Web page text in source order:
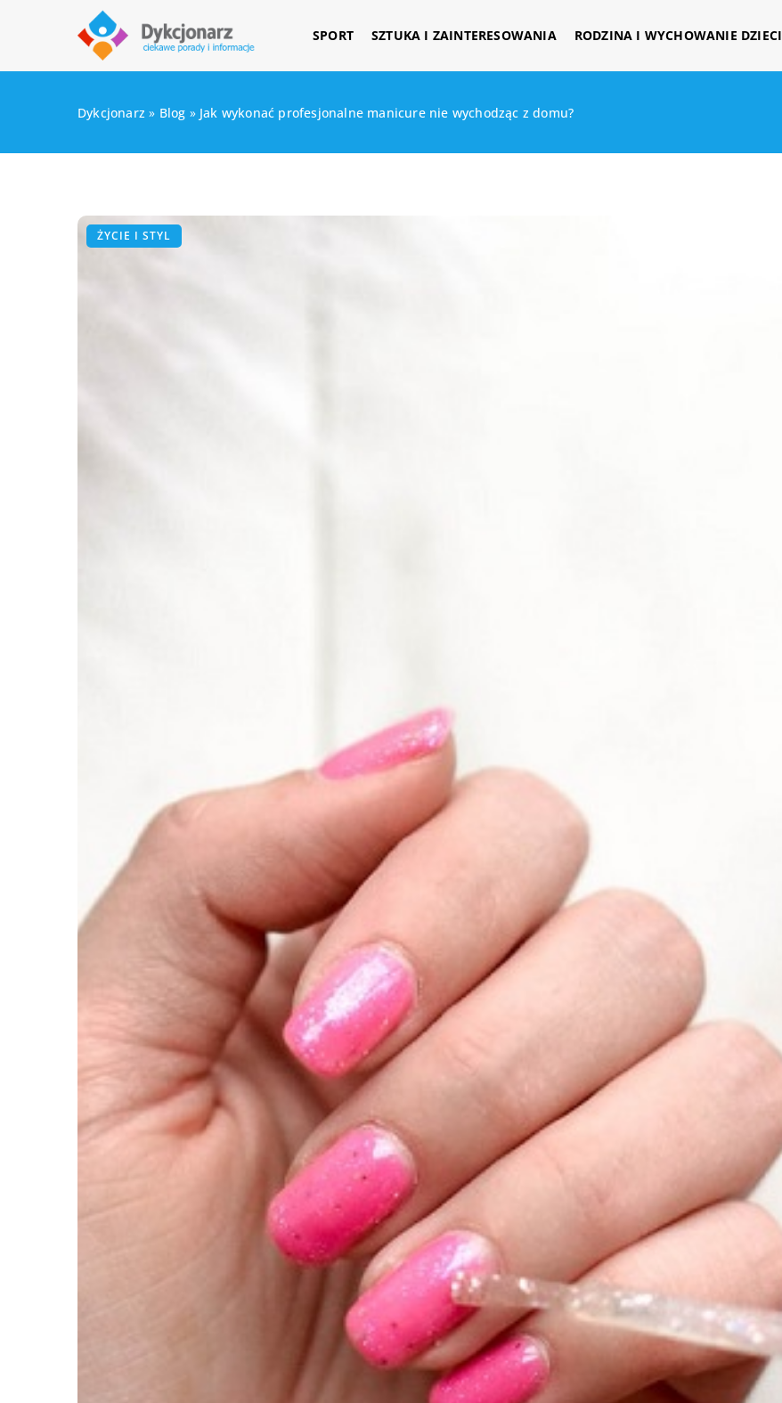
SPORT SZTUKA I ZAINTERESOWANIA RODZINA I WYCHOWANIE DZIECI
Dykcjonarz » Blog » Jak wykonać profesjonalne manicure nie wychodząc z domu?
ŻYCIE I STYL